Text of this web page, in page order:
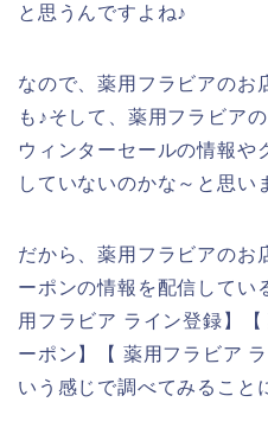
と思うんですよね♪
なので、薬用フラビアのお
も♪そして、薬用フラビア
ウィンターセールの情報や
していないのかな～と思い
だから、薬用フラビアのお
ーポンの情報を配信してい
用フラビア ライン登録】
ーポン】【 薬用フラビア
いう感じで調べてみること